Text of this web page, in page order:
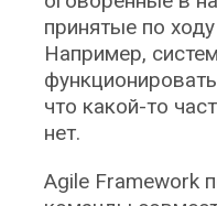
принятые по
Например,
что какой-то
нет.
Agile Framework